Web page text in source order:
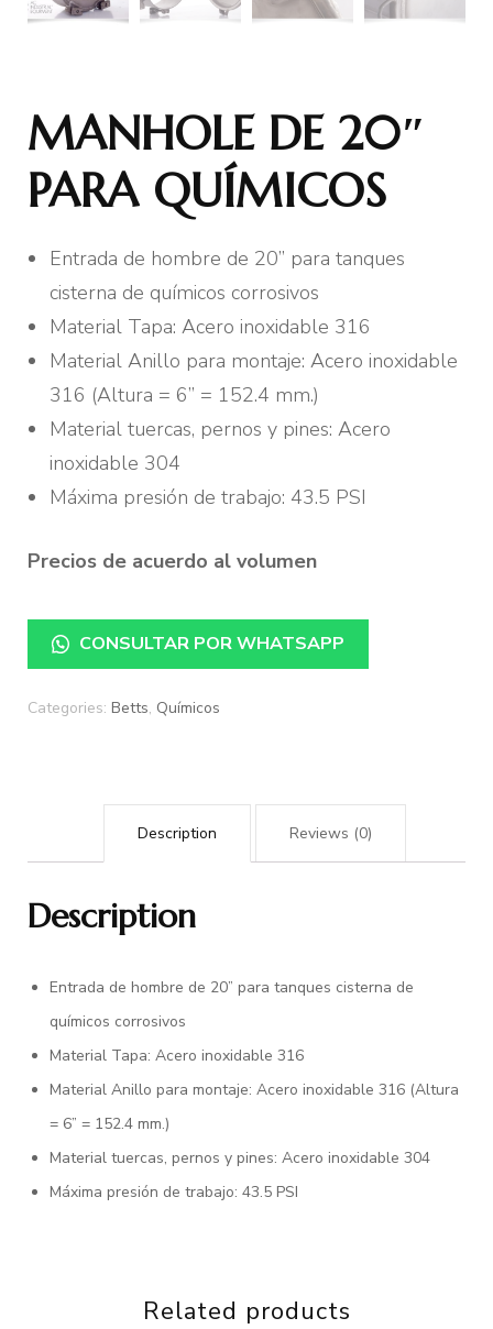
MANHOLE DE 20″
PARA QUÍMICOS
Entrada de hombre de 20” para tanques
cisterna de químicos corrosivos
Material Tapa: Acero inoxidable 316
Material Anillo para montaje: Acero inoxidable
316 (Altura = 6” = 152.4 mm.)
Material tuercas, pernos y pines: Acero
inoxidable 304
Máxima presión de trabajo: 43.5 PSI
Precios de acuerdo al volumen
CONSULTAR POR WHATSAPP
Categories: Betts, Químicos
Description Reviews (0)
Description
Entrada de hombre de 20” para tanques cisterna de
químicos corrosivos
Material Tapa: Acero inoxidable 316
Material Anillo para montaje: Acero inoxidable 316 (Altura
= 6” = 152.4 mm.)
Material tuercas, pernos y pines: Acero inoxidable 304
Máxima presión de trabajo: 43.5 PSI
Related products